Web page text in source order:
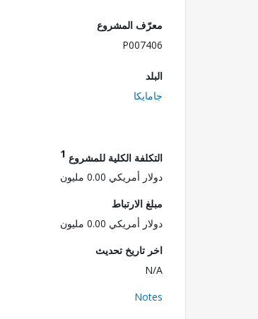
معرّف المشروع
P007406
البلد
جامايكا
التكلفة الكلية للمشروع 1
دولار أمريكي 0.00 مليون
مبلغ الارتباط
دولار أمريكي 0.00 مليون
اخر تاريخ تحديث
N/A
Notes